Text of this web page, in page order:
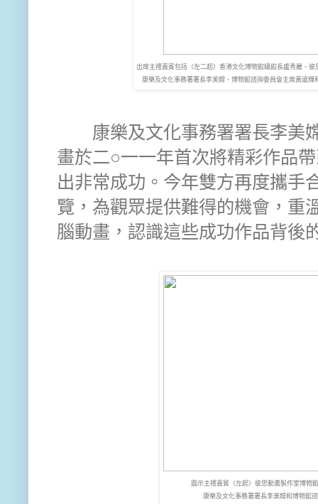
出席主禮嘉賓包括（左二起）香港文化博物館總館長盧秀麗、
康樂及文化事務署署長李美嫦、博物館諮詢委員會主席黃遠
康樂及文化事務署署長李美
畫於二○一一年首次將精彩作品
出非常成功。今年雙方再度攜手
覽，為觀眾提供難得的機會，重
腦動畫，認識這些成功作品背後
圖示主禮嘉賓（左起）彼思動畫製作室博物
康樂及文化事務署署長李美嫦和博物館